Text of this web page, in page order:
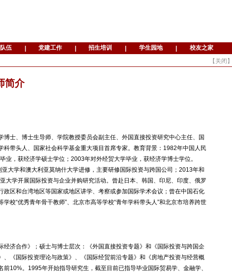
【 关闭 】
简介
士、博士生导师、学院教授委员会副主任、外国直接投资研究中心主任、国
带头人、国家社会科学基金重大项目首席专家。教育背景：1982年中国人民
，获经济学硕士学位；2003年对外经贸大学毕业，获经济学博士学位。
大学和澳大利亚莫纳什大学进修，主要研修国际投资与跨国公司；2013年和
大学开展国际投资与企业并购研究活动。曾赴日本、韩国、印尼、印度、俄罗
区和台湾地区等国家或地区讲学、考察或参加国际学术会议；曾在中国石化
校“优秀青年骨干教师”、北京市高等学校“青年学科带头人”和北京市培养跨世
济合作》；硕士与博士层次：《外国直接投资专题》和《国际投资与跨国企
《国际投资理论与政策》、《国际经贸前沿专题》和《房地产投资与经营概
10%。1995年开始指导研究生，截至目前已指导毕业国际贸易学、金融学、